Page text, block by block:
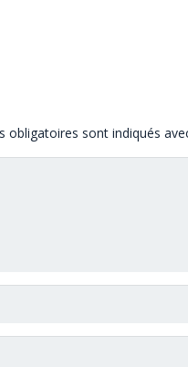
obligatoires sont indiqués